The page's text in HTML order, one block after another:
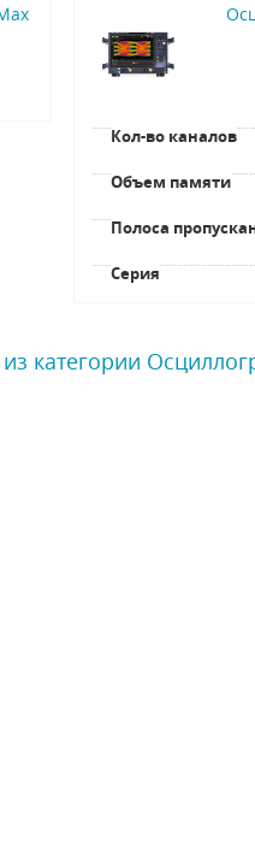
Кол-во каналов
Объем памяти
Полоса
Серия
категории